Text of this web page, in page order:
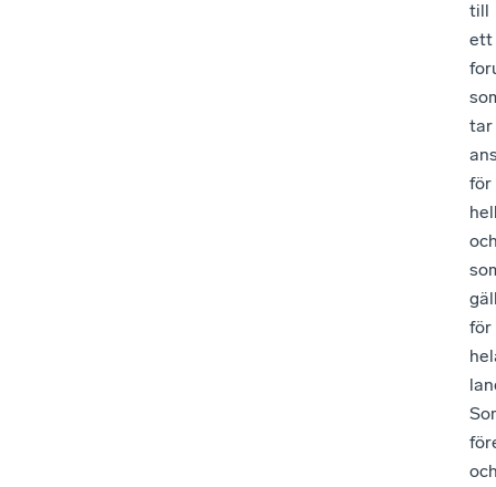
till
ett
tar
för
för